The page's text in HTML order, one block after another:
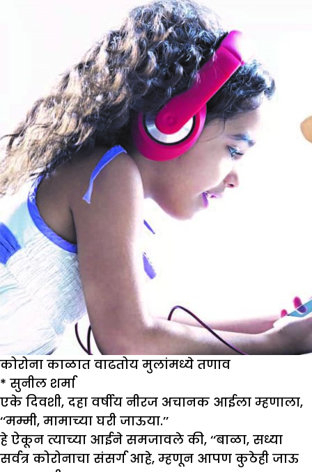
सिंड्रोमचे
बळी
तर
नाहीत
कोरोना काळात वाढतोय मुलांमध्ये तणाव
* सुनील शर्मा
एके दिवशी, दहा वर्षीय नीरज अचानक आईला म्हणाला,
‘‘मम्मी, मामाच्या घरी जाऊया.’’
हे ऐकून त्याच्या आईने समजावले की, ‘‘बाळा, सध्या
सर्वत्र कोरोनाचा संसर्ग आहे, म्हणून आपण कुठेही जाऊ